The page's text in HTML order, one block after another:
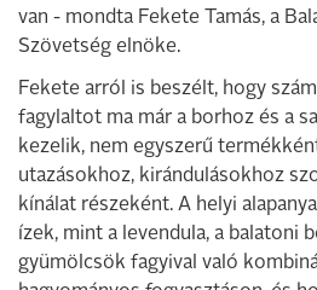
van - mondta Fekete Tamás, a
Szövetség elnöke.
Fekete arról is beszélt, hogy
fagylaltot ma már a borhoz és a
kezelik, nem egyszerű
utazásokhoz, kirándulásokhoz
kínálat részeként. A helyi
ízek, mint a levendula, a balatoni
gyümölcsök fagyival való